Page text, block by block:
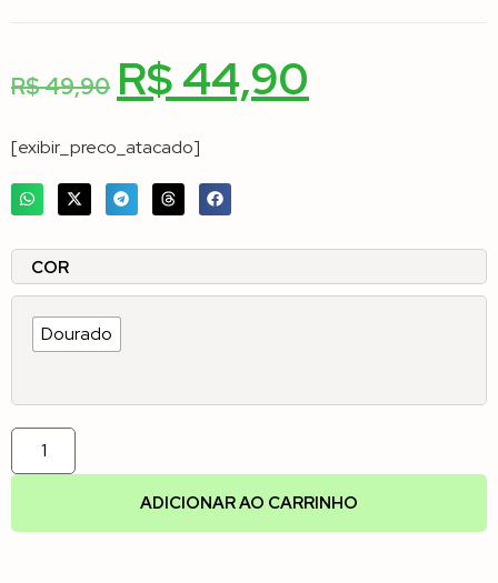
R$49,90 R$44,90
[exibir_preco_atacado]
COR
Dourado
ADICIONAR AO CARRINHO